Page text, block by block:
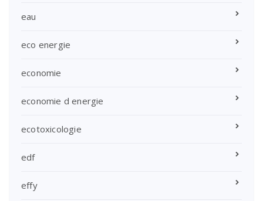
eau
eco energie
economie
economie d energie
ecotoxicologie
edf
effy